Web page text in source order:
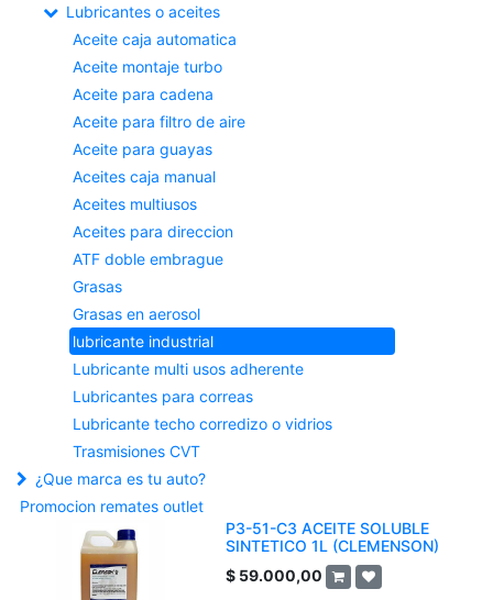
Lubricantes o aceites
Aceite caja automatica
Aceite montaje turbo
Aceite para cadena
Aceite para filtro de aire
Aceite para guayas
Aceites caja manual
Aceites multiusos
Aceites para direccion
ATF doble embrague
Grasas
Grasas en aerosol
lubricante industrial
Lubricante multi usos adherente
Lubricantes para correas
Lubricante techo corredizo o vidrios
Trasmisiones CVT
¿Que marca es tu auto?
Promocion remates outlet
P3-51-C3 ACEITE SOLUBLE
SINTETICO 1L (CLEMENSON)
$ 59.000,00